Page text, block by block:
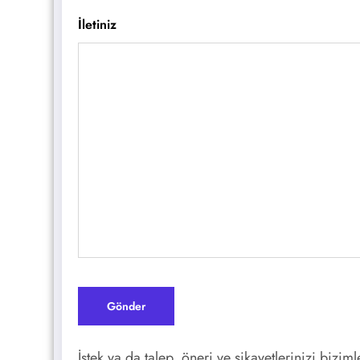
İletiniz